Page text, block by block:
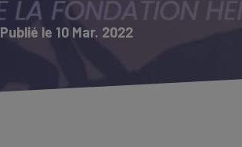
Publié le 10 Mar. 2022